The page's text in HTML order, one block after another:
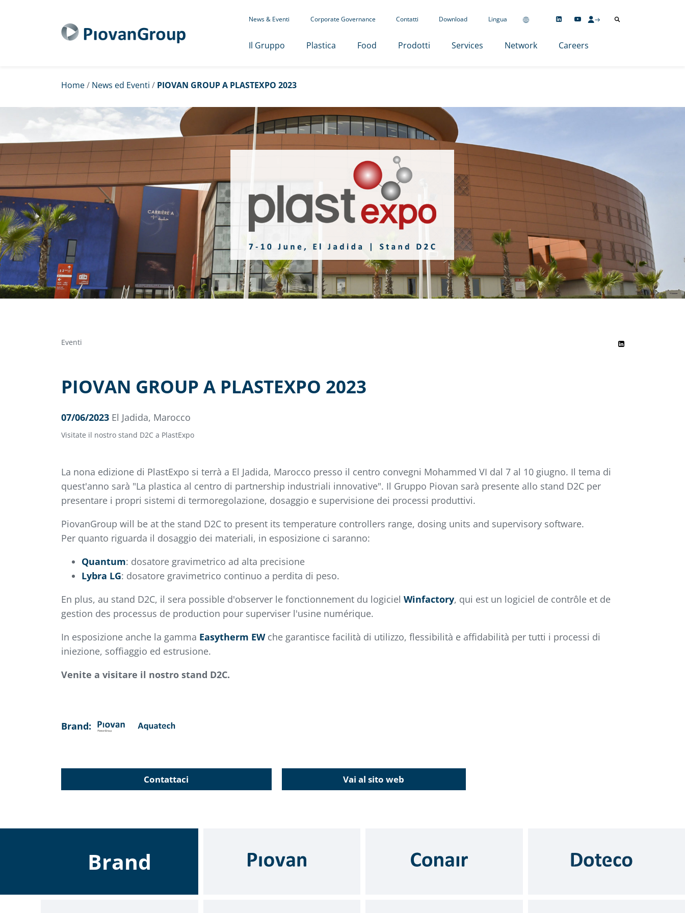
News & Eventi Corporate Governance Contatti Download Lingua
Il Gruppo Plastica Food Prodotti Services Network Careers
Home/ News ed Eventi / PIOVAN GROUP A PLASTEXPO 2023
Eventi
PIOVAN GROUP A PLASTEXPO 2023
07/06/2023 El Jadida, Marocco
Visitate il nostro stand D2C a PlastExpo
La nona edizione di PlastExpo si terrà a El Jadida, Marocco presso il centro convegni Mohammed VI dal 7 al 10 giugno. Il tema di
quest'anno sarà "La plastica al centro di partnership industriali innovative". Il Gruppo Piovan sarà presente allo stand D2C per
presentare i propri sistemi di termoregolazione, dosaggio e supervisione dei processi produttivi.
PiovanGroup will be at the stand D2C to present its temperature controllers range, dosing units and supervisory software.
Per quanto riguarda il dosaggio dei materiali, in esposizione ci saranno:
Quantum: dosatore gravimetrico ad alta precisione
Lybra LG: dosatore gravimetrico continuo a perdita di peso.
En plus, au stand D2C, il sera possible d'observer le fonctionnement du logiciel Winfactory, qui est un logiciel de contrôle et de
gestion des processus de production pour superviser l'usine numérique.
In esposizione anche la gamma Easytherm EWche garantisce facilità di utilizzo, flessibilità e affidabilità per tutti i processi di
iniezione, soffiaggio ed estrusione.
Venite a visitare il nostro stand D2C.
Brand:
Contattaci Vai al sito web
Brand